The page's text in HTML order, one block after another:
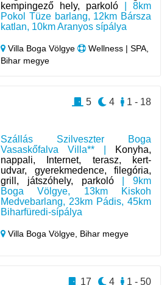
kempingező hely, parkoló | 8km
Pokol Tüze barlang, 12km Bársza
katlan, 10km Aranyos sípálya
Villa Boga Völgye
Wellness | SPA,
Bihar megye
Szállás Szilveszter Boga
Vasaskőfalva Villa** |
Konyha,
nappali, Internet, terasz, kert-
udvar, gyerekmedence, filegória,
grill, játszóhely, parkoló| 9km
Boga Völgye, 13km Kiskoh
Medvebarlang, 23km Pádis, 45km
Biharfüredi-sípálya
Villa Boga Völgye, Bihar megye
1 - 18
4
5
1 - 50
4
17